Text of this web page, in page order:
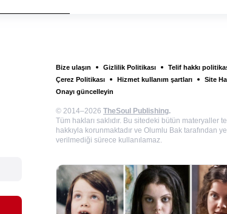
Bize ulaşın Gizlilik Politikası
Telif hakkı
Çerez Politikası
Hizmet kullanım şartları
Site
Onayı güncelleyin
© 2014–2026 TheSoul Publishing.
Tüm hakları saklıdır. Bu sitedeki bütün materyaller
hakkıyla korunmaktadır ve Olumlu Bak tarafından
verilmediği sürece kullanılamaz.